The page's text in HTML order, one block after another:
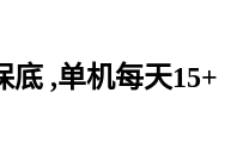
底 ,单机每天15+